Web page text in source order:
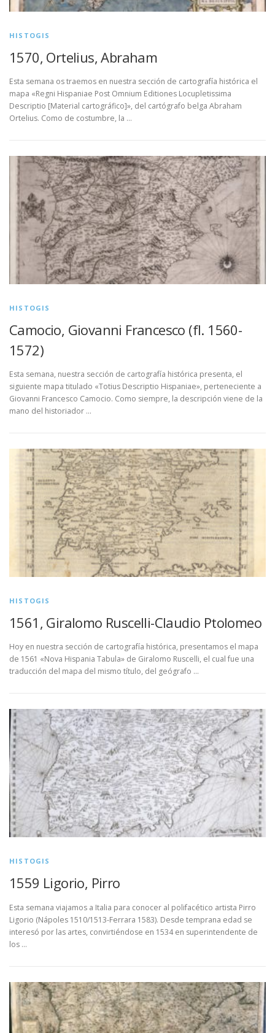
HISTOGIS
1570, Ortelius, Abraham
Esta semana os traemos en nuestra sección de cartografía histórica el
mapa «Regni Hispaniae Post Omnium Editiones Locupletissima
Descriptio [Material cartográfico]», del cartógrafo belga Abraham
Ortelius. Como de costumbre, la …
HISTOGIS
Camocio, Giovanni Francesco (fl. 1560-
1572)
Esta semana, nuestra sección de cartografía histórica presenta, el
siguiente mapa titulado «Totius Descriptio Hispaniae», perteneciente a
Giovanni Francesco Camocio. Como siempre, la descripción viene de la
mano del historiador …
HISTOGIS
1561, Giralomo Ruscelli-Claudio Ptolomeo
Hoy en nuestra sección de cartografía histórica, presentamos el mapa
de 1561 «Nova Hispania Tabula» de Giralomo Ruscelli, el cual fue una
traducción del mapa del mismo título, del geógrafo …
HISTOGIS
1559 Ligorio, Pirro
Esta semana viajamos a Italia para conocer al polifacético artista Pirro
Ligorio (Nápoles 1510/1513-Ferrara 1583). Desde temprana edad se
interesó por las artes, convirtiéndose en 1534 en superintendente de
los …